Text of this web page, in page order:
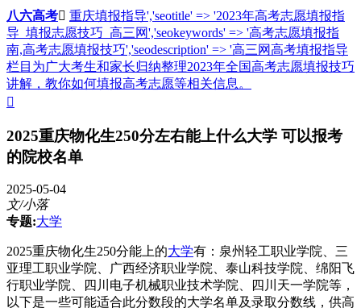
八六高考 重庆填报指导','seotitle' => '2023年高考志愿填报指
导_填报志愿技巧_高三网','seokeywords' => '高考志愿填报指
南,高考志愿填报技巧','seodescription' => '高三网高考填报指导
栏目为广大考生和家长归纳整理2023年全国高考志愿填报技巧
讲解，教你如何填报高考志愿等相关信息。

2025重庆物化生250分左右能上什么大学 可以报考
的院校名单
2025-05-04
文/小落
专题:大学
2025重庆物化生250分能上的大学有：泉州轻工职业学院、三
亚理工职业学院、广西经济职业学院、泰山科技学院、绵阳飞
行职业学院、四川电子机械职业技术学院、四川天一学院等，
以下是一些可能适合此分数段的大学名单及录取分数线，供高